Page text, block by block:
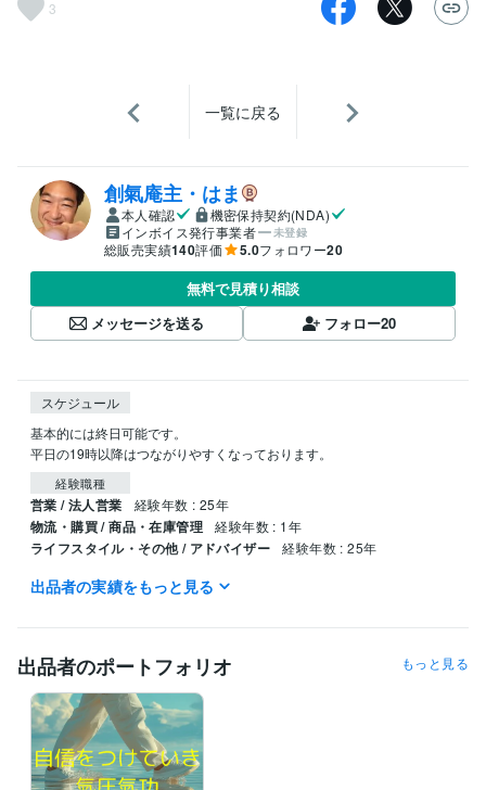
3
一覧に戻る
創氣庵主・はま
本人確認
機密保持契約(NDA)
インボイス発行事業者
未登録
総販売実績140評価 5.0フォロワー20
無料で見積り相談
メッセージを送る
フォロー20
スケジュール
基本的には終日可能です。
平日の19時以降はつながりやすくなっております。
経験職種
営業 / 法人営業 経験年数 : 25年
物流・購買 / 商品・在庫管理 経験年数 : 1年
ライフスタイル・その他 / アドバイザー 経験年数 : 25年
得意分野
ヒーリング 気功
出品者の実績をもっと見る
出品者のポートフォリオ もっと見る